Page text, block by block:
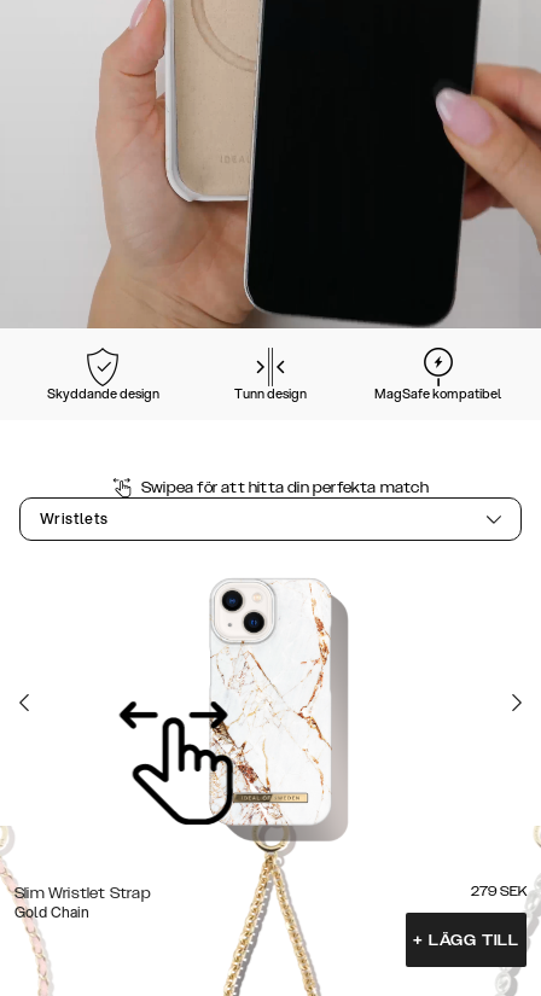
Skyddande design Tunn design MagSafe kompatibel
Swipea för att hitta din perfekta match
Wristlets
Slim Wristlet Strap
Gold Chain
279 SEK
+ LÄGG TILL